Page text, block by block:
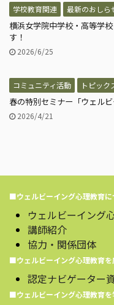
学校教育関連 最新のおしら
横浜女学院中学校・高等学
す！
2026/6/25
コミュニティ活動 トピック
春の特別セミナー「ウェル
2026/4/21
■ウェルビーイング心理教育に
ウェルビーイング
講師紹介
協力・関係団体
■ウェルビーイング心理教育を
認定ナビゲーター
■ウェルビーイング心理教育を